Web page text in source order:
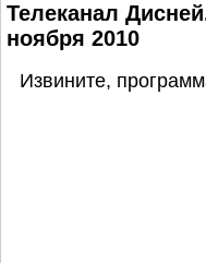
Телеканал
ноября 2010
Извините,